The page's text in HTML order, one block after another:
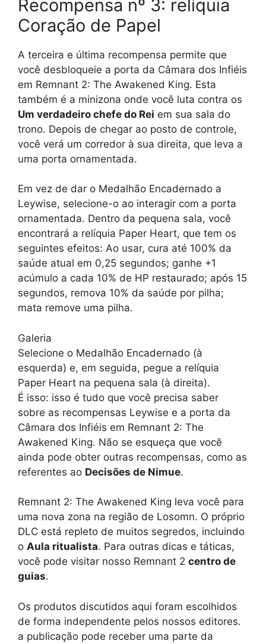
Recompensa nº 3: relíquia
Coração de Papel
A terceira e última recompensa permite que
você desbloqueie a porta da Câmara dos Infiéis
em Remnant 2: The Awakened King. Esta
também é a minizona onde você luta contra os
Um verdadeiro chefe do Rei em sua sala do
trono. Depois de chegar ao posto de controle,
você verá um corredor à sua direita, que leva a
uma porta ornamentada.
Em vez de dar o Medalhão Encadernado a
Leywise, selecione-o ao interagir com a porta
ornamentada. Dentro da pequena sala, você
encontrará a relíquia Paper Heart, que tem os
seguintes efeitos: Ao usar, cura até 100% da
saúde atual em 0,25 segundos; ganhe +1
acúmulo a cada 10% de HP restaurado; após 15
segundos, remova 10% da saúde por pilha;
mata remove uma pilha.
Galeria
Selecione o Medalhão Encadernado (à
esquerda) e, em seguida, pegue a relíquia
Paper Heart na pequena sala (à direita).
É isso: isso é tudo que você precisa saber
sobre as recompensas Leywise e a porta da
Câmara dos Infiéis em Remnant 2: The
Awakened King. Não se esqueça que você
ainda pode obter outras recompensas, como as
referentes ao Decisões de Nimue.
Remnant 2: The Awakened King leva você para
uma nova zona na região de Losomn. O próprio
DLC está repleto de muitos segredos, incluindo
o Aula ritualista. Para outras dicas e táticas,
você pode visitar nosso Remnant 2 centro de
guias.
Os produtos discutidos aqui foram escolhidos
de forma independente pelos nossos editores.
a publicação pode receber uma parte da